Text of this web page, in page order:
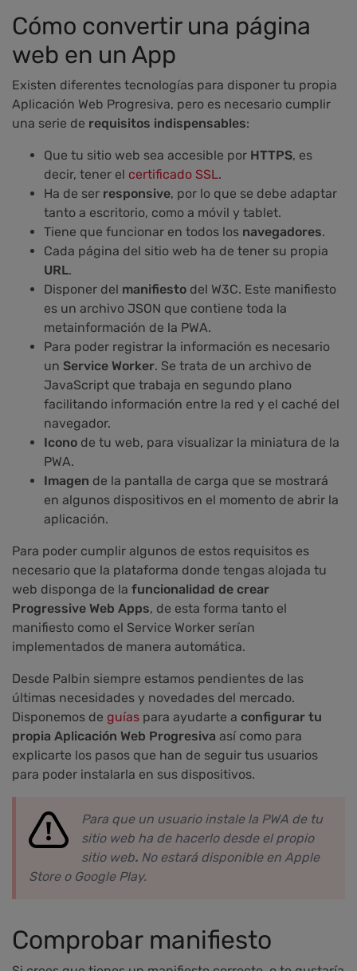
Cómo convertir una página
web en un App
Existen diferentes tecnologías para disponer tu propia
Aplicación Web Progresiva, pero es necesario cumplir
una serie de requisitos indispensables:
Que tu sitio web sea accesible por HTTPS, es
decir, tener el certificado SSL.
Ha de ser responsive, por lo que se debe adaptar
tanto a escritorio, como a móvil y tablet.
Tiene que funcionar en todos los navegadores.
Cada página del sitio web ha de tener su propia
URL.
Disponer del manifiesto del W3C. Este manifiesto
es un archivo JSON que contiene toda la
metainformación de la PWA.
Para poder registrar la información es necesario
un Service Worker. Se trata de un archivo de
JavaScript que trabaja en segundo plano
facilitando información entre la red y el caché del
navegador.
Icono de tu web, para visualizar la miniatura de la
PWA.
Imagen de la pantalla de carga que se mostrará
en algunos dispositivos en el momento de abrir la
aplicación.
Para poder cumplir algunos de estos requisitos es
necesario que la plataforma donde tengas alojada tu
web disponga de la funcionalidad de crear
Progressive Web Apps, de esta forma tanto el
manifiesto como el Service Worker serían
implementados de manera automática.
Desde Palbin siempre estamos pendientes de las
últimas necesidades y novedades del mercado.
Disponemos de guías para ayudarte a configurar tu
propia Aplicación Web Progresiva así como para
explicarte los pasos que han de seguir tus usuarios
para poder instalarla en sus dispositivos.
Para que un usuario instale la PWA de tu
sitio web ha de hacerlo desde el propio
sitio web. No estará disponible en Apple
Store o Google Play.
Comprobar manifiesto